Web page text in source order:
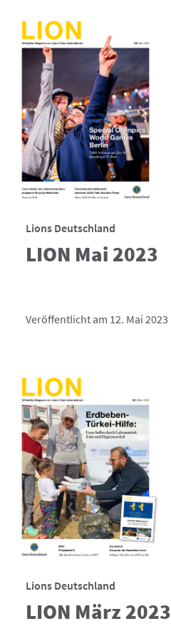
Lions Deutschland
LION Mai 2023
Veröffentlicht am 12. Mai 2023
Lions Deutschland
LION März 2023